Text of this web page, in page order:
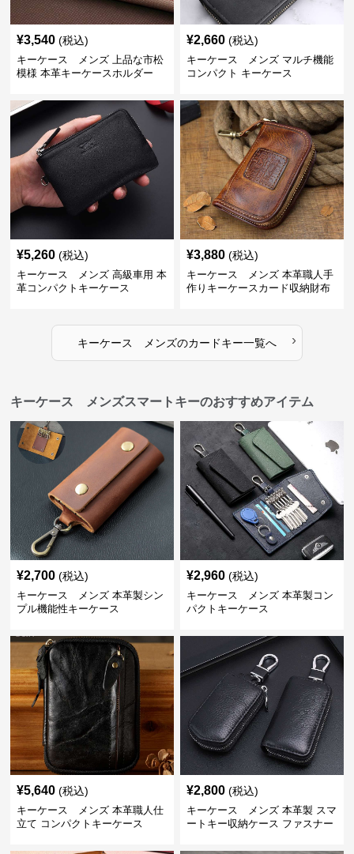
¥3,540 (税込)
キーケース メンズ 上品な市松
模様 本革キーケースホルダー
¥2,660 (税込)
キーケース メンズ マルチ機能
コンパクト キーケース
¥5,260 (税込)
キーケース メンズ 高級車用 本
革コンパクトキーケース
¥3,880 (税込)
キーケース メンズ 本革職人手
作りキーケースカード収納財布
キーケース メンズのカードキー一覧へ ›
キーケース メンズスマートキーのおすすめアイテム
¥2,700 (税込)
キーケース メンズ 本革製シン
プル機能性キーケース
¥2,960 (税込)
キーケース メンズ 本革製コン
パクトキーケース
¥5,640 (税込)
キーケース メンズ 本革職人仕
立て コンパクトキーケース
¥2,800 (税込)
キーケース メンズ 本革製 スマ
ートキー収納ケース ファスナー